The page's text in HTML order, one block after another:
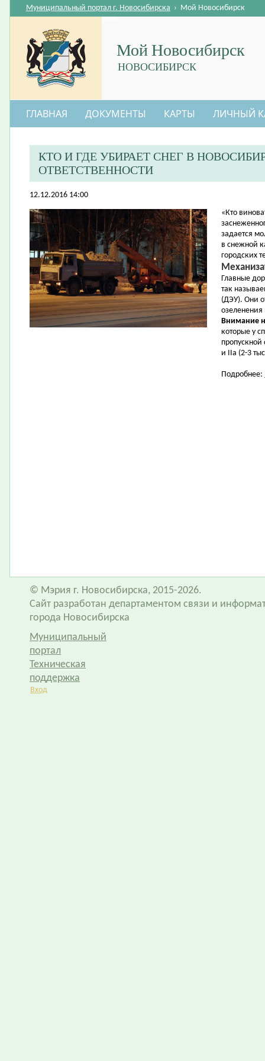
Мой Новосибирск
НОВОСИБИРСК
Муниципальный портал г. Новосибирска › Мой Новосибирск
ГЛАВНАЯ ДОКУМЕНТЫ КАРТЫ ЛИЧНЫЙ
КТО И ГДЕ УБИРАЕТ СНЕГ В
ОТВЕТСТВЕННОСТИ
12.12.2016 14:00
​«Кто
задается
в снежной
городских
Главные
так
(ДЭУ). Они
Внимание
которые у
пропускной
и IIа (2-3
Подробнее:
© Мэрия г. Новосибирска, 2015-2026.
Сайт разработан департаментом связи и
города Новосибирска
Муниципальный
портал
Техническая
поддержка
Вход